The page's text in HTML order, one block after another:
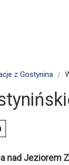
z Gostynina
nad Jeziorem